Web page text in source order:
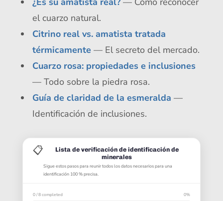
el cuarzo natural.
Citrino real vs. amatista tratada
térmicamente— El secreto del mercado.
Cuarzo rosa: propiedades e inclusiones
— Todo sobre la piedra rosa.
Guía de claridad de la esmeralda —
Identificación de inclusiones.
📋
Lista de verificación de identificación de
minerales
Sigue estos pasos para reunir todos los datos necesarios para una
identificación 100 % precisa.
0 / 8 completed 0%